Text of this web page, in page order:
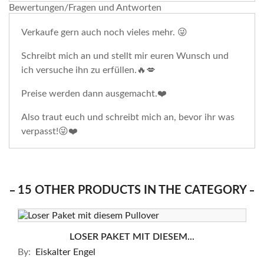
Bewertungen/Fragen und Antworten
Verkaufe gern auch noch vieles mehr. 😜
Schreibt mich an und stellt mir euren Wunsch und
ich versuche ihn zu erfüllen.🔥💋
Preise werden dann ausgemacht.❤️
Also traut euch und schreibt mich an, bevor ihr was
verpasst!😜❤️
15 OTHER PRODUCTS IN THE CATEGORY
LOSER PAKET MIT DIESEM...
By:
Eiskalter Engel